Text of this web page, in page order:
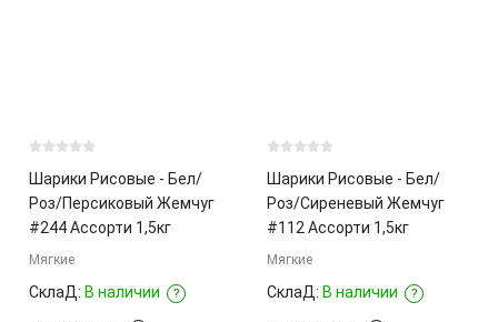
Шарики Рисовые - Бел/
Роз/Персиковый Жемчуг
#244 Ассорти 1,5кг
Мягкие
СклаД: В наличии ?
Шарики Рисовые - Бел/
Роз/Сиреневый Жемчуг
#112 Ассорти 1,5кг
Мягкие
СклаД: В наличии ?